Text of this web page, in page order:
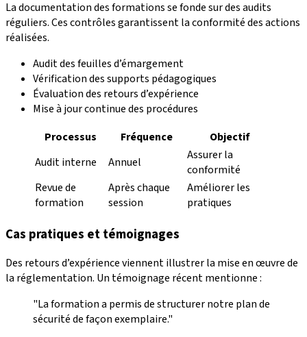
La documentation des formations se fonde sur des audits
réguliers. Ces contrôles garantissent la conformité des actions
réalisées.
Audit des feuilles d’émargement
Vérification des supports pédagogiques
Évaluation des retours d’expérience
Mise à jour continue des procédures
Processus
Fréquence
Objectif
Audit interne
Annuel
Assurer la
conformité
Revue de
formation
Après chaque
session
Améliorer les
pratiques
Cas pratiques et témoignages
Des retours d’expérience viennent illustrer la mise en œuvre de
la réglementation. Un témoignage récent mentionne :
"La formation a permis de structurer notre plan de
sécurité de façon exemplaire."